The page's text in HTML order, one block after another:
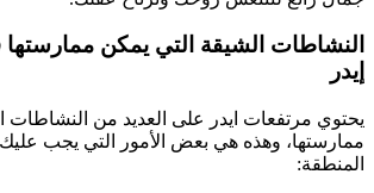
النشاطات الشيقة التي يمكن
إيدر
يحتوي مرتفعات ايدر على العديد من النشاطات
ممارستها، وهذه هي بعض الأمور التي يجب عليك
المنطقة: